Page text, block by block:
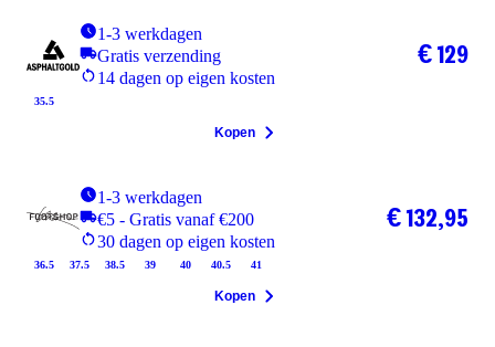
1-3 werkdagen
Gratis verzending
14 dagen op eigen kosten
35.5
€ 129
Kopen
1-3 werkdagen
€5 - Gratis vanaf €200
30 dagen op eigen kosten
36.5 37.5 38.5 39 40 40.5 41
€ 132,95
Kopen